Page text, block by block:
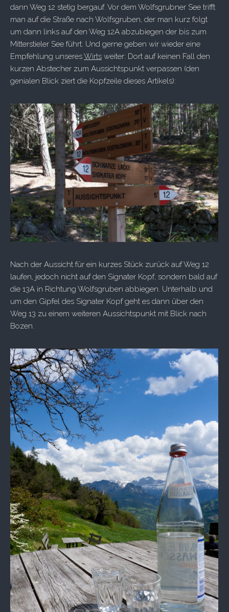
dann Weg 12 stetig bergauf. Vor dem Wolfsgrubner See trifft
man auf die Straße nach Wolfsgruben, der man kurz folgt
um dann links auf den Weg 12A abzubiegen der bis zum
Mitterstieler See führt. Und gerne geben wir wieder eine
Empfehlung unseresWirts weiter: Dort auf keinen Fall den
kurzen Abstecher zum Aussichtspunkt verpassen (den
genialen Blick ziert die Kopfzeile dieses Artikels):
Nach der Aussicht für ein kurzes Stück zurück auf Weg 12
laufen, jedoch nicht auf den Signater Kopf, sondern bald auf
die 13A in Richtung Wolfsgruben abbiegen. Unterhalb und
um den Gipfel des Signater Kopf geht es dann über den
Weg 13 zu einem weiteren Aussichtspunkt mit Blick nach
Bozen.